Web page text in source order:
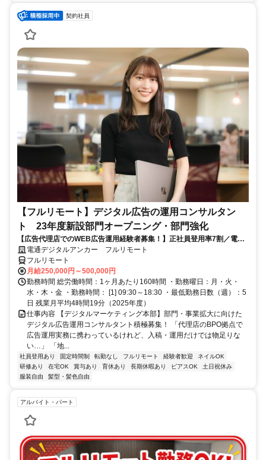
契約社員
【フルリモート】デジタル広告の運用コンサルタン
ト 23年度新設部門オープニング・部門強化
【広告代理店でのWEB広告運用経験者募集！】正社員登用率7割／電通
G／全国×完全在宅／年休126日・土日祝休み／残業月平均4時間19分
電通デジタルアンカー フルリモート
フルリモート
月給250,000円～500,000円
勤務時間 総労働時間：1ヶ月あたり160時間 ・勤務曜日：月・火・
水・木・金 ・勤務時間： [1] 09:30～18:30 ・最低勤務日数（週）：5
日 残業月平均4時間19分（2025年度）
仕事内容 【デジタルマーケティング本部】部門・事業拡大に向けた
デジタル広告運用コンサルタント積極募集！ 「代理店のBPO拠点で
広告運用実務に携わっているけれど、入稿・運用だけでは物足りな
い…」 「地...
社員登用あり 固定時間制 転勤なし フルリモート 経験者歓迎
ネイルOK
研修あり
在宅OK 賞与あり 育休あり 長期休暇あり ピアスOK
土日祝休み
服装自由
髪型・髪色自由
アルバイト・パート